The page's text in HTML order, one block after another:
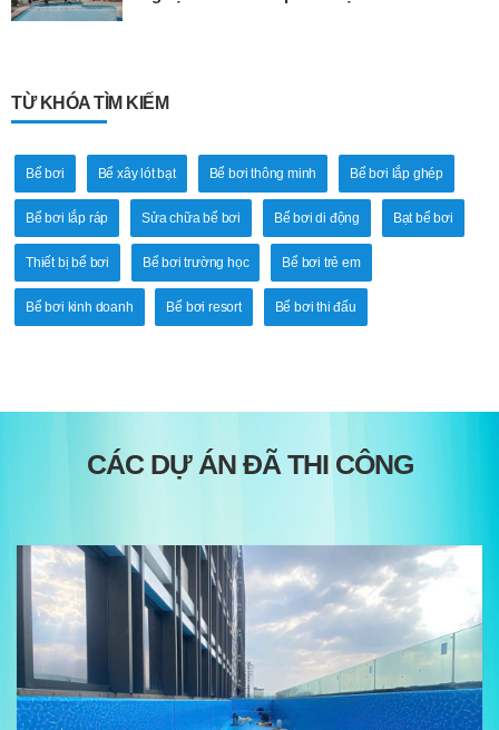
TỪ KHÓA TÌM KIẾM
Bể bơi Bể xây lót bạt Bể bơi thông minh Bể bơi lắp ghép
Bể bơi lắp ráp Sửa chữa bể bơi Bể bơi di động Bạt bể bơi
Thiết bị bể bơi Bể bơi trường học Bể bơi trẻ em
Bể bơi kinh doanh Bể bơi resort Bể bơi thi đấu
CÁC DỰ ÁN ĐÃ THI CÔNG